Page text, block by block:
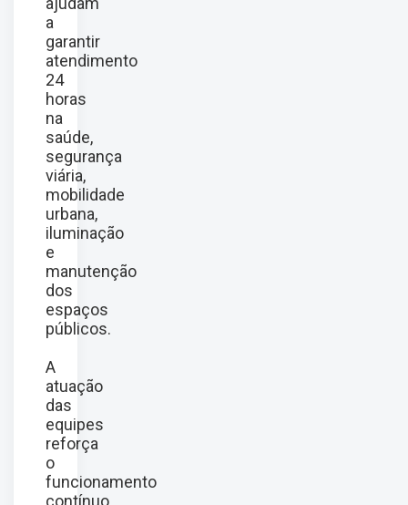
a
garantir
atendimento
24
horas
na
saúde,
segurança
viária,
mobilidade
urbana,
iluminação
e
manutenção
dos
espaços
públicos.
A
atuação
das
equipes
reforça
o
funcionamento
contínuo